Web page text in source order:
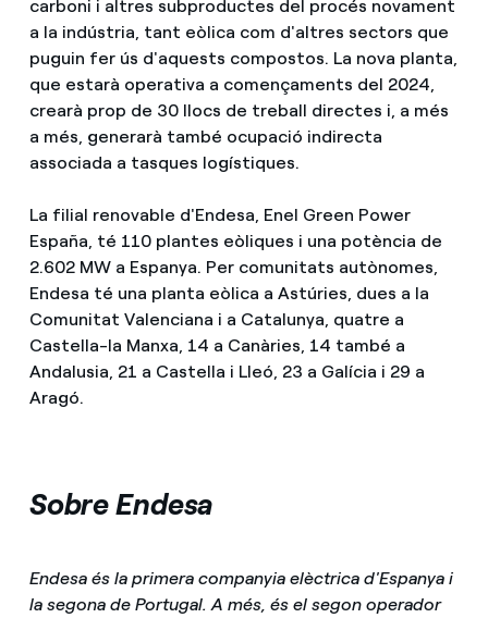
carboni i altres subproductes del procés novament
a la indústria, tant eòlica com d'altres sectors que
puguin fer ús d'aquests compostos. La nova planta,
que estarà operativa a començaments del 2024,
crearà prop de 30 llocs de treball directes i, a més
a més, generarà també ocupació indirecta
associada a tasques logístiques.
La filial renovable d'Endesa, Enel Green Power
España, té 110 plantes eòliques i una potència de
2.602 MW a Espanya. Per comunitats autònomes,
Endesa té una planta eòlica a Astúries, dues a la
Comunitat Valenciana i a Catalunya, quatre a
Castella-la Manxa, 14 a Canàries, 14 també a
Andalusia, 21 a Castella i Lleó, 23 a Galícia i 29 a
Aragó.
Sobre Endesa
Endesa és la primera companyia elèctrica d'Espanya i
la segona de Portugal. A més, és el segon operador